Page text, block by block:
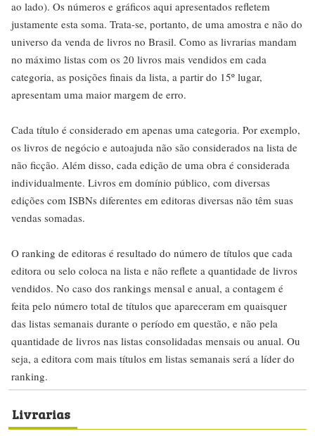
ao lado). Os números e gráficos aqui apresentados refletem
justamente esta soma. Trata-se, portanto, de uma amostra e não do
universo da venda de livros no Brasil. Como as livrarias mandam
no máximo listas com os 20 livros mais vendidos em cada
categoria, as posições finais da lista, a partir do 15º lugar,
apresentam uma maior margem de erro.
Cada título é considerado em apenas uma categoria. Por exemplo,
os livros de negócio e autoajuda não são considerados na lista de
não ficção. Além disso, cada edição de uma obra é considerada
individualmente. Livros em domínio público, com diversas
edições com ISBNs diferentes em editoras diversas não têm suas
vendas somadas.
O ranking de editoras é resultado do número de títulos que cada
editora ou selo coloca na lista e não reflete a quantidade de livros
vendidos. No caso dos rankings mensal e anual, a contagem é
feita pelo número total de títulos que apareceram em quaisquer
das listas semanais durante o período em questão, e não pela
quantidade de livros nas listas consolidadas mensais ou anual. Ou
seja, a editora com mais títulos em listas semanais será a líder do
ranking.
Livrarias